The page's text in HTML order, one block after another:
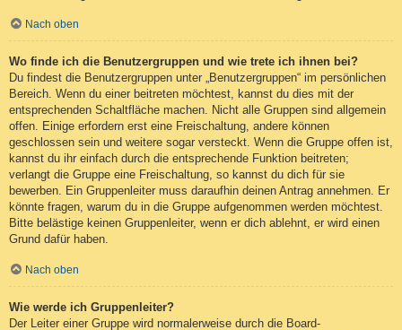
Nach oben
Wo finde ich die Benutzergruppen und wie trete ich ihnen bei?
Du findest die Benutzergruppen unter „Benutzergruppen“ im persönlichen
Bereich. Wenn du einer beitreten möchtest, kannst du dies mit der
entsprechenden Schaltfläche machen. Nicht alle Gruppen sind allgemein
offen. Einige erfordern erst eine Freischaltung, andere können
geschlossen sein und weitere sogar versteckt. Wenn die Gruppe offen ist,
kannst du ihr einfach durch die entsprechende Funktion beitreten;
verlangt die Gruppe eine Freischaltung, so kannst du dich für sie
bewerben. Ein Gruppenleiter muss daraufhin deinen Antrag annehmen. Er
könnte fragen, warum du in die Gruppe aufgenommen werden möchtest.
Bitte belästige keinen Gruppenleiter, wenn er dich ablehnt, er wird einen
Grund dafür haben.
Nach oben
Wie werde ich Gruppenleiter?
Der Leiter einer Gruppe wird normalerweise durch die Board-